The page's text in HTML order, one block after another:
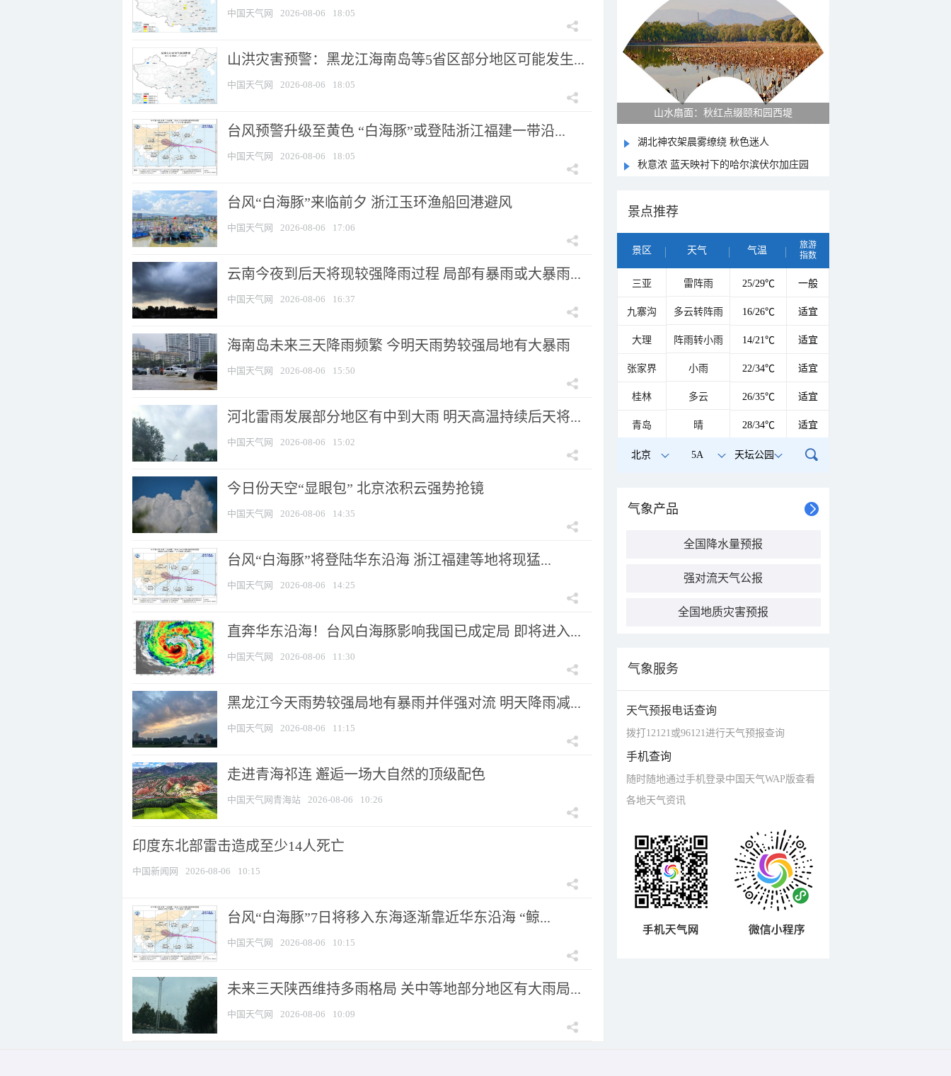
中国天气网 2026-08-06 18:05
山洪灾害预警：黑龙江海南岛等5省区部分地区可能发生...
中国天气网 2026-08-06 18:05
台风预警升级至黄色 “白海豚”或登陆浙江福建一带沿...
中国天气网 2026-08-06 18:05
台风“白海豚”来临前夕 浙江玉环渔船回港避风
中国天气网 2026-08-06 17:06
云南今夜到后天将现较强降雨过程 局部有暴雨或大暴雨...
中国天气网 2026-08-06 16:37
海南岛未来三天降雨频繁 今明天雨势较强局地有大暴雨
中国天气网 2026-08-06 15:50
河北雷雨发展部分地区有中到大雨 明天高温持续后天将...
中国天气网 2026-08-06 15:02
今日份天空“显眼包” 北京浓积云强势抢镜
中国天气网 2026-08-06 14:35
台风“白海豚”将登陆华东沿海 浙江福建等地将现猛...
中国天气网 2026-08-06 14:25
直奔华东沿海！台风白海豚影响我国已成定局 即将进入...
中国天气网 2026-08-06 11:30
黑龙江今天雨势较强局地有暴雨并伴强对流 明天降雨减...
中国天气网 2026-08-06 11:15
走进青海祁连 邂逅一场大自然的顶级配色
中国天气网青海站 2026-08-06 10:26
印度东北部雷击造成至少14人死亡
中国新闻网 2026-08-06 10:15
台风“白海豚”7日将移入东海逐渐靠近华东沿海 “鲸...
中国天气网 2026-08-06 10:15
未来三天陕西维持多雨格局 关中等地部分地区有大雨局...
中国天气网 2026-08-06 10:09
山水扇面：秋红点缀颐和园西堤
湖北神农架晨雾缭绕 秋色迷人
秋意浓 蓝天映衬下的哈尔滨伏尔加庄园
景点推荐
景区 天气 气温
旅游
指数
三亚 雷阵雨 25/29℃ 一般
九寨沟 多云转阵雨 16/26℃ 适宜
大理 阵雨转小雨 14/21℃ 适宜
张家界 小雨 22/34℃ 适宜
桂林 多云 26/35℃ 适宜
青岛 晴 28/34℃ 适宜
北京 5A 天坛公园
气象产品
全国降水量预报
强对流天气公报
全国地质灾害预报
气象服务
天气预报电话查询
拨打12121或96121进行天气预报查询
手机查询
随时随地通过手机登录中国天气WAP版查看
各地天气资讯